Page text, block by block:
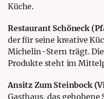
Küche.
Restaurant Schöneck
der für seine kreative
Michelin-Stern trägt.
Produkte steht im
Ansitz Zum Steinbock
Gasthaus, das